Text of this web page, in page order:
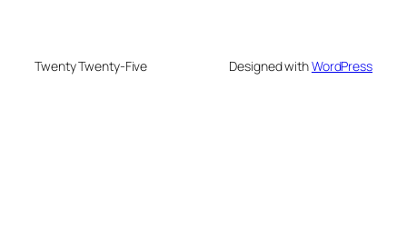
Twenty Twenty-Five Designed withWordPress